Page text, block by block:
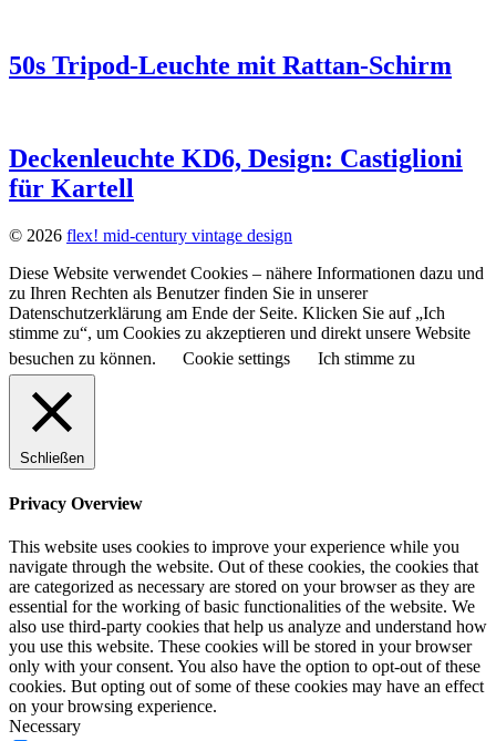
50s Tripod-Leuchte mit Rattan-Schirm
Deckenleuchte KD6, Design: Castiglioni
für Kartell
© 2026 flex! mid-century vintage design
Diese Website verwendet Cookies – nähere Informationen dazu und
zu Ihren Rechten als Benutzer finden Sie in unserer
Datenschutzerklärung am Ende der Seite. Klicken Sie auf „Ich
stimme zu“, um Cookies zu akzeptieren und direkt unsere Website
besuchen zu können.
Cookie settings Ich stimme zu
Schließen
Privacy Overview
This website uses cookies to improve your experience while you
navigate through the website. Out of these cookies, the cookies that
are categorized as necessary are stored on your browser as they are
essential for the working of basic functionalities of the website. We
also use third-party cookies that help us analyze and understand how
you use this website. These cookies will be stored in your browser
only with your consent. You also have the option to opt-out of these
cookies. But opting out of some of these cookies may have an effect
on your browsing experience.
Necessary